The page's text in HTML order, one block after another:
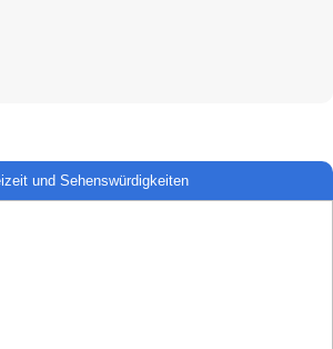
und Sehenswürdigkeiten